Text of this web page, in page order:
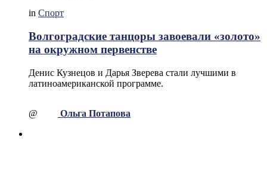
in Спорт
Волгоградские танцоры завоевали «золото»
на окружном первенстве
Денис Кузнецов и Дарья Зверева стали лучшими в
латиноамериканской программе.
@ Ольга Потапова